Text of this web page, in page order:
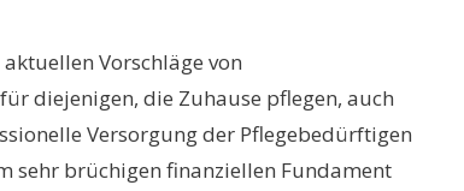
Vorschläge von
diejenigen, die Zuhause pflegen, auch
Versorgung der Pflegebedürftigen
sehr brüchigen finanziellen Fundament